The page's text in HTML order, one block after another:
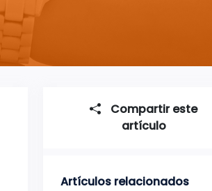
Compartir este
artículo
Artículos relacionados